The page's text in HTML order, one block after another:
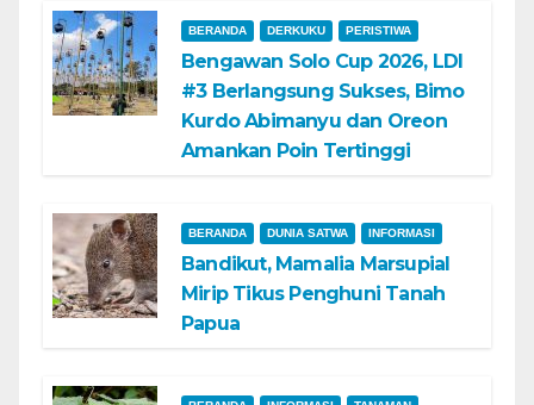
BERANDA DERKUKU PERISTIWA
Bengawan Solo Cup 2026, LDI
#3 Berlangsung Sukses, Bimo
Kurdo Abimanyu dan Oreon
Amankan Poin Tertinggi
BERANDA DUNIA SATWA INFORMASI
Bandikut, Mamalia Marsupial
Mirip Tikus Penghuni Tanah
Papua